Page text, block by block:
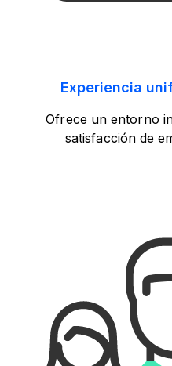
Experiencia
Ofrece un entorno
satisfacción de